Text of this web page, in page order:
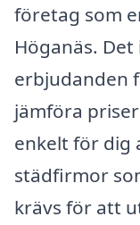
företag som
Höganäs.
erbjudanden
jämföra
enkelt för dig
städfirmor
krävs för att